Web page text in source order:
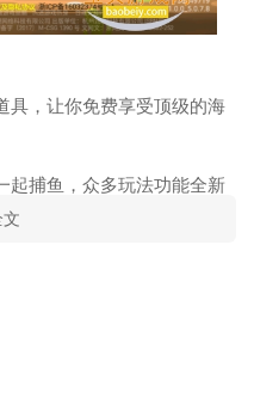
具，让你免费享受顶级的海
起捕鱼，众多玩法功能全新
街机捕鱼，捕鱼大亨必
享受月卡、特惠礼包以及